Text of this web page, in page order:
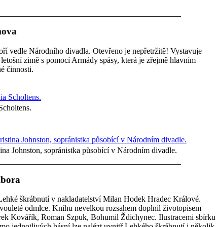
vedle Národního divadla. Otevřeno je nepřetržitě! Vystavuje
zimě s pomocí Armády spásy, která je zřejmě hlavním
činnosti.
Johnston, sopránistka působící v Národním divadle.
škrábnutí v nakladatelství Milan Hodek Hradec Králové.
odmlce. Knihu nevelkou rozsahem doplnil životopisem
Kovářík, Roman Szpuk, Bohumil Ždichynec. Ilustracemi sbírku